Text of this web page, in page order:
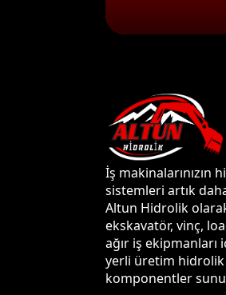
İş makinalarınızın
sistemleri artık
Altun Hidrolik
ekskavatör, vinç,
ağır iş ekipmanları
yerli üretim hidrolik
komponentler